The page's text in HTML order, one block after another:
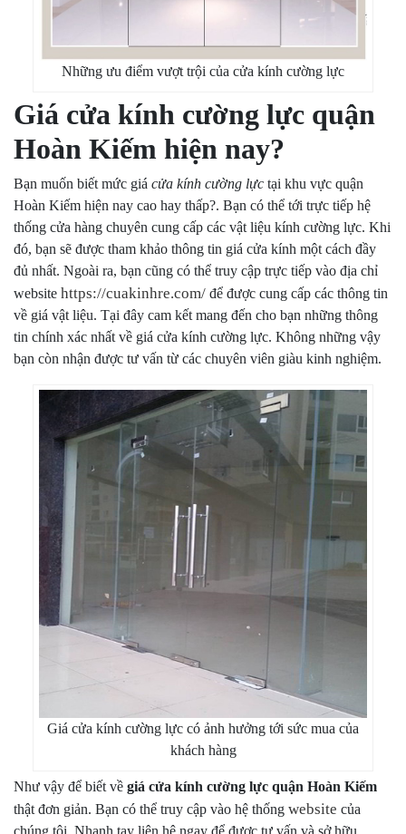
Những ưu điểm vượt trội của cửa kính cường lực
Giá cửa kính cường lực quận
Hoàn Kiếm hiện nay?
Bạn muốn biết mức giá cửa kính cường lực tại khu vực quận
Hoàn Kiếm hiện nay cao hay thấp?. Bạn có thể tới trực tiếp hệ
thống cửa hàng chuyên cung cấp các vật liệu kính cường lực. Khi
đó, bạn sẽ được tham khảo thông tin giá cửa kính một cách đầy
đủ nhất. Ngoài ra, bạn cũng có thể truy cập trực tiếp vào địa chỉ
website https://cuakinhre.com/ để được cung cấp các thông tin
về giá vật liệu. Tại đây cam kết mang đến cho bạn những thông
tin chính xác nhất về giá cửa kính cường lực. Không những vậy
bạn còn nhận được tư vấn từ các chuyên viên giàu kinh nghiệm.
Giá cửa kính cường lực có ảnh hưởng tới sức mua của
khách hàng
Như vậy để biết về giá cửa kính cường lực quận Hoàn Kiếm
thật đơn giản. Bạn có thể truy cập vào hệ thống website của